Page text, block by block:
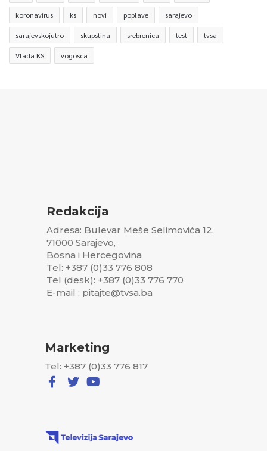
koronavirus ks novi poplave sarajevo
sarajevskojutro skupstina srebrenica test tvsa
Vlada KS vogosca
Redakcija
Adresa: Bulevar Meše Selimovića 12,
71000 Sarajevo,
Bosna i Hercegovina
Tel: +387 (0)33 776 808
Tel (desk): +387 (0)33 776 770
E-mail : pitajte@tvsa.ba
Marketing
Tel: +387 (0)33 776 817